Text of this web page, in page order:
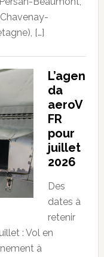
[…]
L’agen
da
aeroV
FR
pour
juillet
2026
Des
dates à
retenir
: Vol en
à